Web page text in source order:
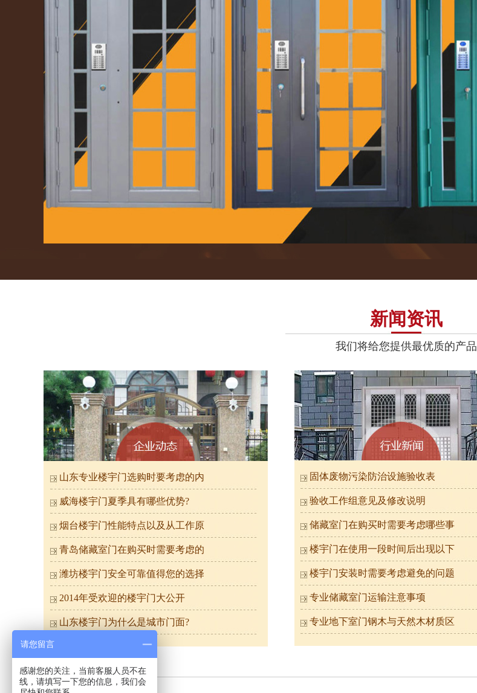
氟碳喷涂楼寓门（浅墨绿） 氟碳喷涂楼寓门（凯旋金）
氟碳喷涂楼寓门（深银灰）
氟碳喷涂楼寓门（棕色） 氟碳喷涂楼寓门（浅墨绿）
新闻资讯
我们将给您提供最优质的产品
山东专业楼宇门选购时要考虑的内
威海楼宇门夏季具有哪些优势?
烟台楼宇门性能特点以及从工作原
青岛储藏室门在购买时需要考虑的
潍坊楼宇门安全可靠值得您的选择
2014年受欢迎的楼宇门大公开
山东楼宇门为什么是城市门面?
固体废物污染防治设施验收表
验收工作组意见及修改说明
储藏室门在购买时需要考虑哪些事
楼宇门在使用一段时间后出现以下
楼宇门安装时需要考虑避免的问题
专业储藏室门运输注意事项
专业地下室门钢木与天然木材质区
请您留言
感谢您的关注，当前客服人员不在
线，请填写一下您的信息，我们会